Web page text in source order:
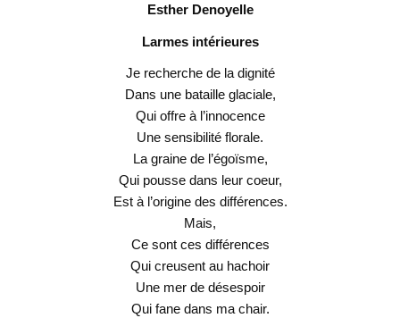
Esther Denoyelle
Larmes intérieures
Je recherche de la dignité
Dans une bataille glaciale,
Qui offre à l’innocence
Une sensibilité florale.
La graine de l’égoïsme,
Qui pousse dans leur coeur,
Est à l’origine des différences.
Mais,
Ce sont ces différences
Qui creusent au hachoir
Une mer de désespoir
Qui fane dans ma chair.